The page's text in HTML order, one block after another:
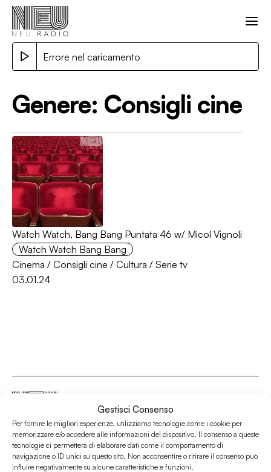
Gestisci Consenso
Per fornire le migliori esperienze, utilizziamo tecnologie come i cookie per
memorizzare e/o accedere alle informazioni del dispositivo. Il consenso a queste
tecnologie ci permetterà di elaborare dati come il comportamento di
navigazione o ID unici su questo sito. Non acconsentire o ritirare il consenso può
influire negativamente su alcune caratteristiche e funzioni.
Errore nel caricamento
Genere: Consigli cine
Watch Watch, Bang Bang Puntata 46 w/ Micol Vignoli
Watch Watch Bang Bang
Cinema / Consigli cine / Cultura / Serie tv
03.01.24
Associazione Culturale Humus
Via degli Orti 63, Bologna 40137
IVA: IT03691751204